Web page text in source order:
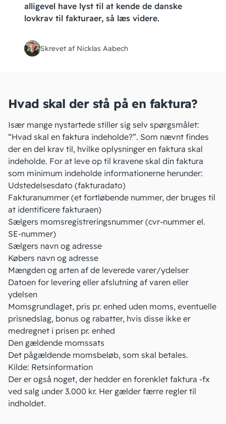
alligevel have lyst til at kende de danske
lovkrav til fakturaer, så læs videre.
Skrevet af Nicklas Aabech
Hvad skal der stå på en faktura?
Især mange nystartede stiller sig selv spørgsmålet:
“Hvad skal en faktura indeholde?”. Som nævnt findes
der en del krav til, hvilke oplysninger en faktura skal
indeholde. For at leve op til kravene skal din faktura
som minimum indeholde informationerne herunder:
Udstedelsesdato (fakturadato)
Fakturanummer (et fortløbende nummer, der bruges til
at identificere fakturaen)
Sælgers momsregistreringsnummer (cvr-nummer el.
SE-nummer)
Sælgers navn og adresse
Købers navn og adresse
Mængden og arten af de leverede varer/ydelser
Datoen for levering eller afslutning af varen eller
ydelsen
Momsgrundlaget, pris pr. enhed uden moms, eventuelle
prisnedslag, bonus og rabatter, hvis disse ikke er
medregnet i prisen pr. enhed
Den gældende momssats
Det pågældende momsbeløb, som skal betales.
Kilde: Retsinformation
Der er også noget, der hedder en forenklet faktura -fx
ved salg under 3.000 kr. Her gælder færre regler til
indholdet.